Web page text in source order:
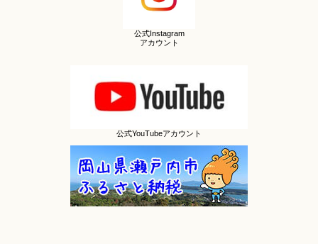
公式Instagram
アカウント
公式YouTubeアカウント